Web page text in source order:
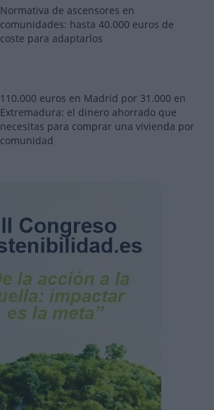
Normativa de ascensores en
comunidades: hasta 40.000 euros de
coste para adaptarlos
110.000 euros en Madrid por 31.000 en
Extremadura: el dinero ahorrado que
necesitas para comprar una vivienda por
comunidad